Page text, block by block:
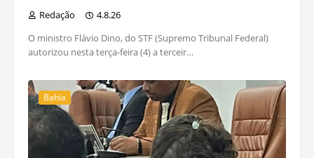
Redação
4.8.26
O ministro Flávio Dino, do STF (Supremo Tribunal Federal)
autorizou nesta terça-feira (4) a terceir…
Bahia